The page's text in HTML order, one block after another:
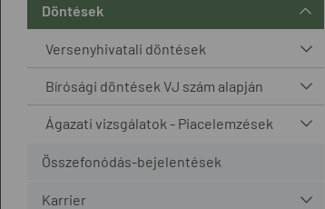
Döntések
Versenyhivatali döntések
Bírósági döntések VJ szám alapján
Ágazati vizsgálatok - Piacelemzések
Összefonódás-bejelentések
Karrier